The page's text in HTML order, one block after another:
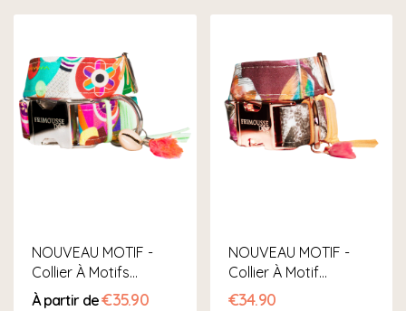
NOUVEAU MOTIF -
Collier À Motifs
Géométriques XL
À partir de€35.90
NOUVEAU MOTIF -
Collier À Motif
Feuillage L
€34.90